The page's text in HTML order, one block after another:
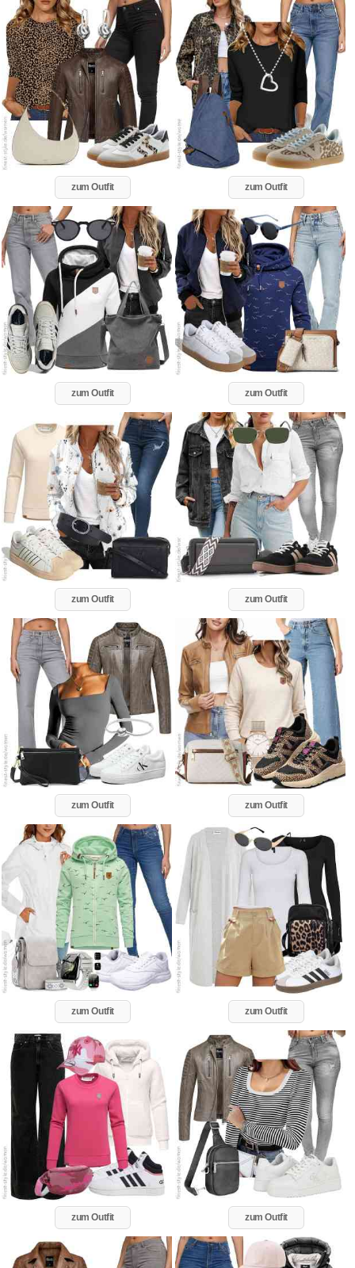
zum Outfit zum Outfit
zum Outfit zum Outfit
zum Outfit zum Outfit
zum Outfit zum Outfit
zum Outfit zum Outfit
zum Outfit zum Outfit